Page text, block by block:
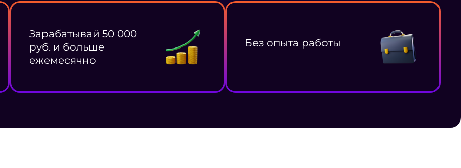
Зарабатывай 50 000
руб. и больше
ежемесячно
Без опыта работы